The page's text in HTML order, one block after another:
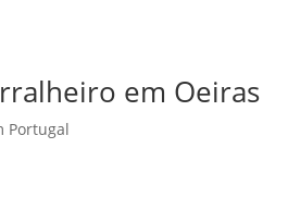
em Oeiras
Portugal